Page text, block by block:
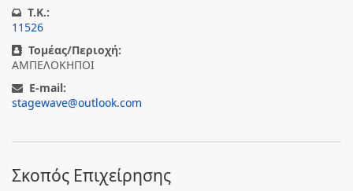
T.K.:
11526
Τομέας/Περιοχή:
ΑΜΠΕΛΟΚΗΠΟΙ
E-mail:
stagewave@outlook.com
Σκοπός Επιχείρησης